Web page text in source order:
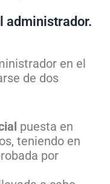
administrador.
en el
de dos
puesta en
teniendo en
por